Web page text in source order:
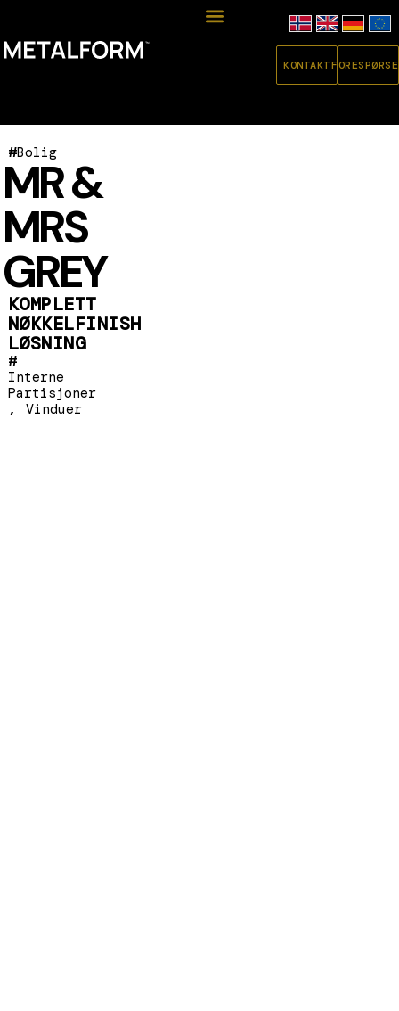
KONTAKT
#Bolig
MR &
MRS
GREY
KOMPLETT
NØKKELFINISH
LØSNING
#
Interne
Partisjoner
, Vinduer